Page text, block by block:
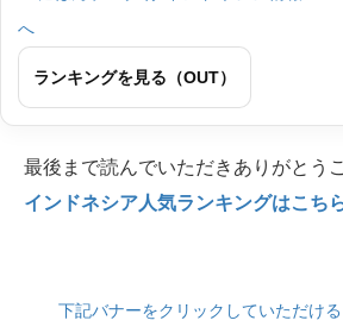
ランキングを見る（OUT）
最後まで読んでいただきありがとう
インドネシア人気ランキングはこち
下記バナーをクリックしていただけ